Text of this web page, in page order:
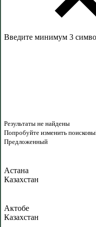
Введите минимум 3
Результаты не найдены
Попробуйте изменить
Предложенный
Астана
Казахстан
Актобе
Казахстан